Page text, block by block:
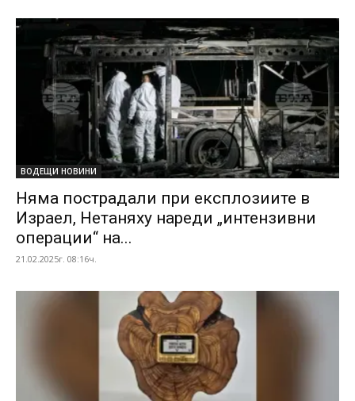
ВОДЕЩИ НОВИНИ
Няма пострадали при експлозиите в
Израел, Нетаняху нареди „интензивни
операции“ на...
21.02.2025г. 08:16ч.